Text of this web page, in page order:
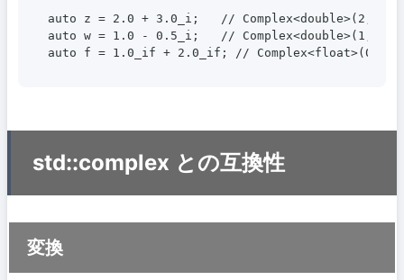
auto z = 2.0 + 3.0_i;   // Complex<double>(2, 3)
auto w = 1.0 - 0.5_i;   // Complex<double>(1, -
auto f = 1.0_if + 2.0_if; // Complex<float>(0, 3)
std::complex との互換性
変換